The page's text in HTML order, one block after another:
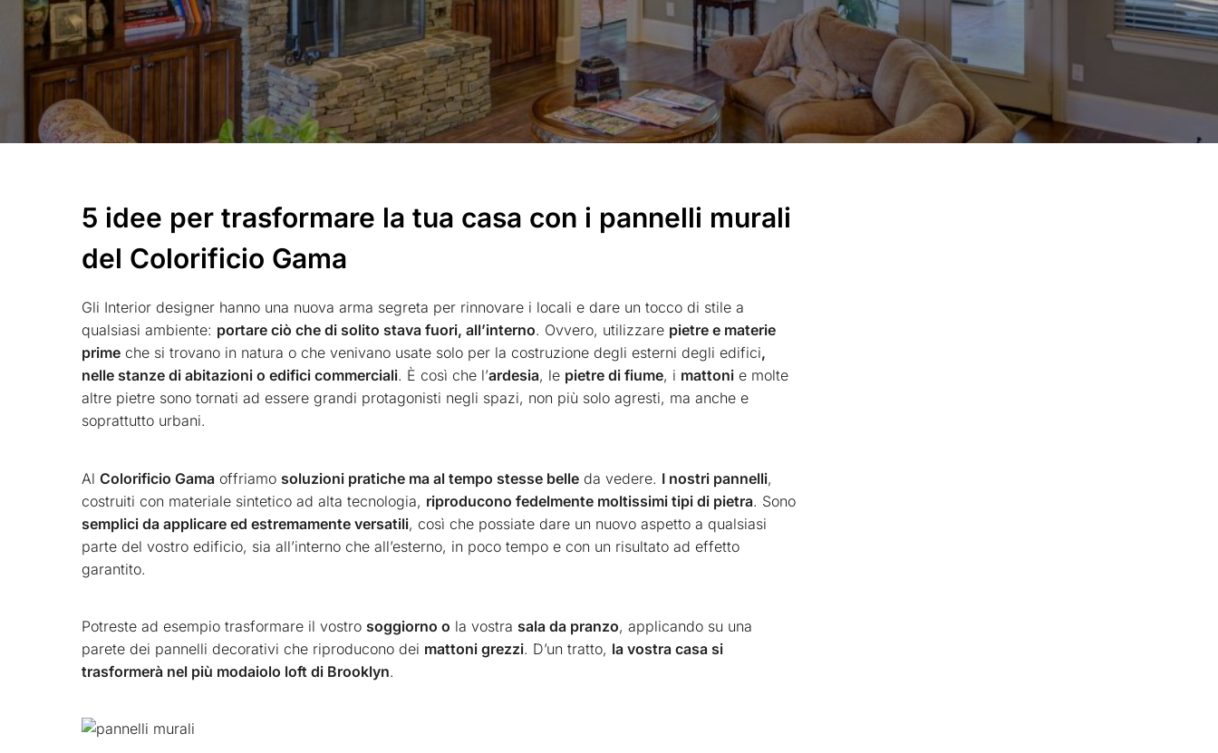
5 idee per trasformare la tua casa con i pannelli murali
del Colorificio Gama
Gli Interior designer hanno una nuova arma segreta per rinnovare i locali e dare un tocco di stile a
qualsiasi ambiente: portare ciò che di solito stava fuori, all’interno. Ovvero, utilizzare pietre e materie
prime che si trovano in natura o che venivano usate solo per la costruzione degli esterni degli edifici,
nelle stanze di abitazioni o edifici commerciali. È così che l’ardesia, le pietre di fiume, i mattoni e molte
altre pietre sono tornati ad essere grandi protagonisti negli spazi, non più solo agresti, ma anche e
soprattutto urbani.
Al Colorificio Gama offriamo soluzioni pratiche ma al tempo stesse belle da vedere. I nostri pannelli,
costruiti con materiale sintetico ad alta tecnologia, riproducono fedelmente moltissimi tipi di pietra. Sono
semplici da applicare ed estremamente versatili, così che possiate dare un nuovo aspetto a qualsiasi
parte del vostro edificio, sia all’interno che all’esterno, in poco tempo e con un risultato ad effetto
garantito.
Potreste ad esempio trasformare il vostro soggiorno o la vostra sala da pranzo, applicando su una
parete dei pannelli decorativi che riproducono dei mattoni grezzi. D’un tratto, la vostra casa si
trasformerà nel più modaiolo loft di Brooklyn.